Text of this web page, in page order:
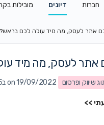
חברות דיונים מובילות
אתר לעסק, מה מיד עולה לכם
אתר לעסק, מה מיד
שיווק ופרסום on 19/09/2022 ב9:25 am
>>